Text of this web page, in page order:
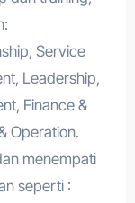
Service
Leadership,
Finance &
Operation.
menempati
seperti :